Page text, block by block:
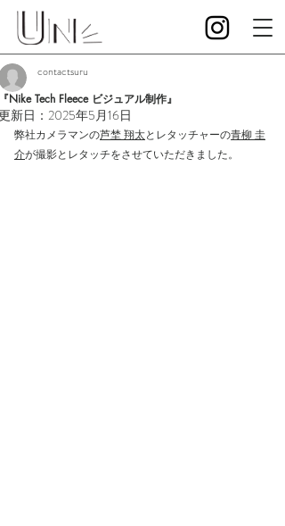
Nike Tech Fleece ビジュアル制作』
contactsuru
新日： 2025年5月16日
弊社カメラマンの芦埜 翔太とレタッチャーの青柳 圭
介が撮影とレタッチをさせていただきました。